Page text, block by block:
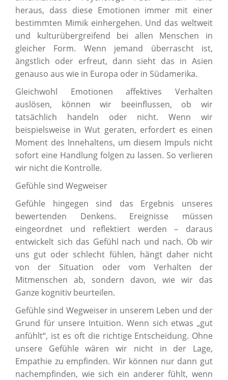
heraus, dass diese Emotionen immer mit einer
bestimmten Mimik einhergehen. Und das weltweit
und kulturübergreifend bei allen Menschen in
gleicher Form. Wenn jemand überrascht ist,
ängstlich oder erfreut, dann sieht das in Asien
genauso aus wie in Europa oder in Südamerika.
Gleichwohl Emotionen affektives Verhalten
auslösen, können wir beeinflussen, ob wir
tatsächlich handeln oder nicht. Wenn wir
beispielsweise in Wut geraten, erfordert es einen
Moment des Innehaltens, um diesem Impuls nicht
sofort eine Handlung folgen zu lassen. So verlieren
wir nicht die Kontrolle.
Gefühle sind Wegweiser
Gefühle hingegen sind das Ergebnis unseres
bewertenden Denkens. Ereignisse müssen
eingeordnet und reflektiert werden – daraus
entwickelt sich das Gefühl nach und nach. Ob wir
uns gut oder schlecht fühlen, hängt daher nicht
von der Situation oder vom Verhalten der
Mitmenschen ab, sondern davon, wie wir das
Ganze kognitiv beurteilen.
Gefühle sind Wegweiser in unserem Leben und der
Grund für unsere Intuition. Wenn sich etwas „gut
anfühlt“, ist es oft die richtige Entscheidung. Ohne
unsere Gefühle wären wir nicht in der Lage,
Empathie zu empfinden. Wir können nur dann gut
nachempfinden, wie sich ein anderer fühlt, wenn